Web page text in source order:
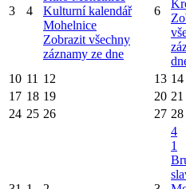
3 4
Kulturní kalendář
Mohelnice
Zobrazit všechny
záznamy ze dne
6
10 11 12 13 14
17 18 19 20 21
24 25 26 27 28
4
1